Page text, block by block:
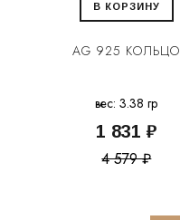
В КОРЗИНУ
AG 925 КОЛЬЦО
вес: 3.38 гр
1 831 ₽
4 579 ₽